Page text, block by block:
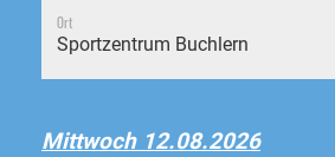
Ort
Sportzentrum Buchlern
Mittwoch 12.08.2026